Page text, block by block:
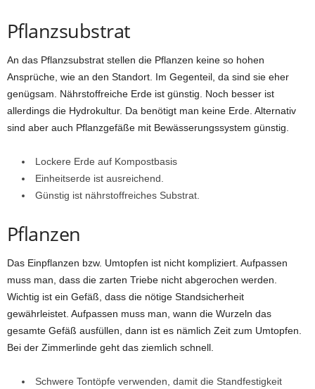
Pflanzsubstrat
An das Pflanzsubstrat stellen die Pflanzen keine so hohen
Ansprüche, wie an den Standort. Im Gegenteil, da sind sie eher
genügsam. Nährstoffreiche Erde ist günstig. Noch besser ist
allerdings die Hydrokultur. Da benötigt man keine Erde. Alternativ
sind aber auch Pflanzgefäße mit Bewässerungssystem günstig.
Lockere Erde auf Kompostbasis
Einheitserde ist ausreichend.
Günstig ist nährstoffreiches Substrat.
Pflanzen
Das Einpflanzen bzw. Umtopfen ist nicht kompliziert. Aufpassen
muss man, dass die zarten Triebe nicht abgerochen werden.
Wichtig ist ein Gefäß, dass die nötige Standsicherheit
gewährleistet. Aufpassen muss man, wann die Wurzeln das
gesamte Gefäß ausfüllen, dann ist es nämlich Zeit zum Umtopfen.
Bei der Zimmerlinde geht das ziemlich schnell.
Schwere Tontöpfe verwenden, damit die Standfestigkeit